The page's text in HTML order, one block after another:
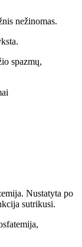
nežinomas.
spazmų,
Nustatyta po
sutrikusi.